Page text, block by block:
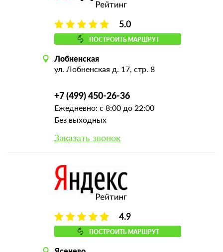
5.0
ПОСТРОИТЬ МАРШРУТ
Лобненская
ул. Лобненская д. 17, стр. 8
+7 (499) 450-26-36
Ежедневно: с 8:00 до 22:00
Без выходных
Заказать звонок
4.9
ПОСТРОИТЬ МАРШРУТ